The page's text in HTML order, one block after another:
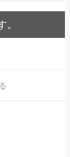
。